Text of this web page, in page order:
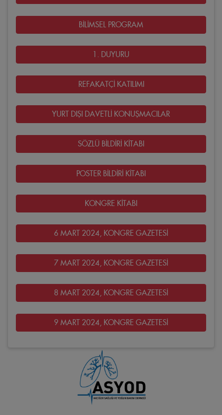
BİLİMSEL PROGRAM
1. DUYURU
REFAKATÇİ KATILIMI
YURT DIŞI DAVETLİ KONUŞMACILAR
SÖZLÜ BİLDİRİ KİTABI
POSTER BİLDİRİ KİTABI
KONGRE KİTABI
6 MART 2024, KONGRE GAZETESİ
7 MART 2024, KONGRE GAZETESİ
8 MART 2024, KONGRE GAZETESİ
9 MART 2024, KONGRE GAZETESİ